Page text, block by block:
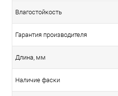
Влагостойкость
Гарантия производителя
Длина, мм
Наличие фаски